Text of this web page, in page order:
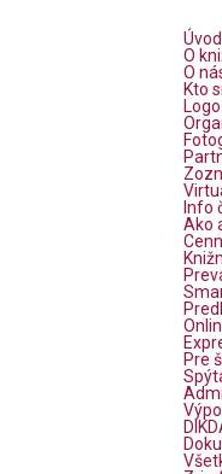
Úvod
O
O
Kto
Info
Ako
Pre